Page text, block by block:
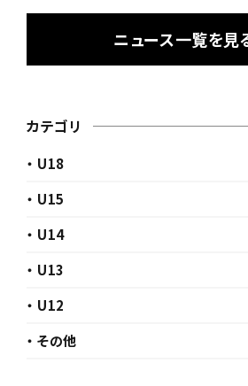
ニュース一覧を見
カテゴリ
・ U18
・ U15
・ U14
・ U13
・ U12
・ その他